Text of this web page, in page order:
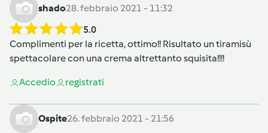
shado28. febbraio 2021 - 11:32
5.0
Complimenti per la ricetta, ottimo!! Risultato un tiramisù
spettacolare con una crema altrettanto squisita!!!!
Accedio registrati
Ospite26. febbraio 2021 - 21:56